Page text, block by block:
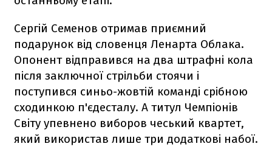
Сергій Семенов отримав приємний
подарунок від словенця Ленарта Облака.
Опонент відправився на два штрафні кола
після заключної стрільби стоячи і
поступився синьо-жовтій команді срібною
сходинкою п'єдесталу. А титул Чемпіонів
Світу упевнено виборов чеський квартет,
який використав лише три додаткові набої.